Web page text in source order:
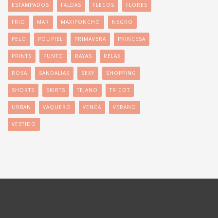
ESTAMPADOS FALDAS FLECOS FLORES
FRIO MAR MAXIPONCHO NEGRO
PELO POLIPIEL PRIMAVERA PRINCESA
PRINTS PUNTO RAYAS RELAX
ROSA SANDALIAS SEXY SHOPPING
SHORTS SKIRTS TEJANO TRICOT
URBAN VAQUERO VENCA VERANO
VESTIDO